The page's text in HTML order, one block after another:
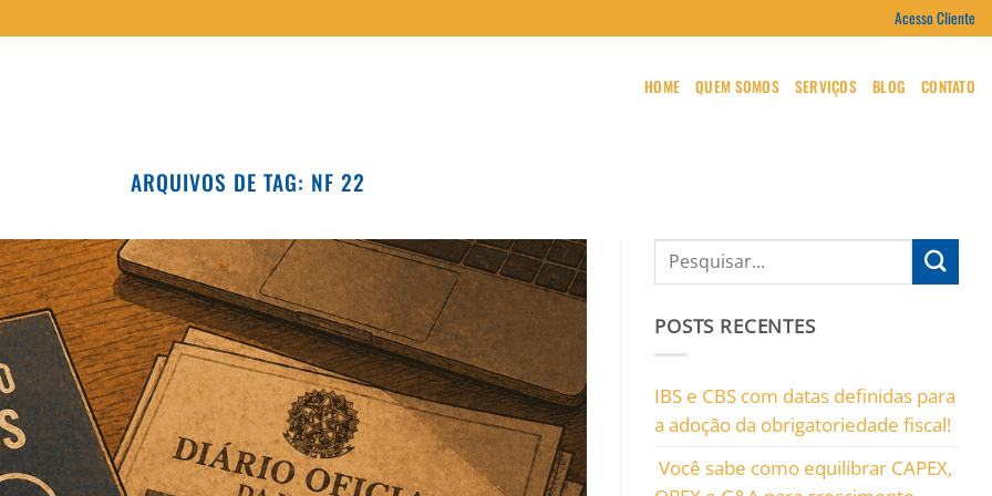
Acesso Cliente
HOME QUEM SOMOS SERVIÇOS BLOG CONTATO
ARQUIVOS DE TAG: NF 22
POSTS RECENTES
IBS e CBS com datas definidas para
a adoção da obrigatoriedade fiscal!
Você sabe como equilibrar CAPEX,